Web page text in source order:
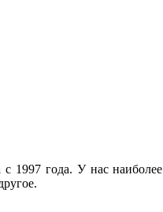
года. У нас